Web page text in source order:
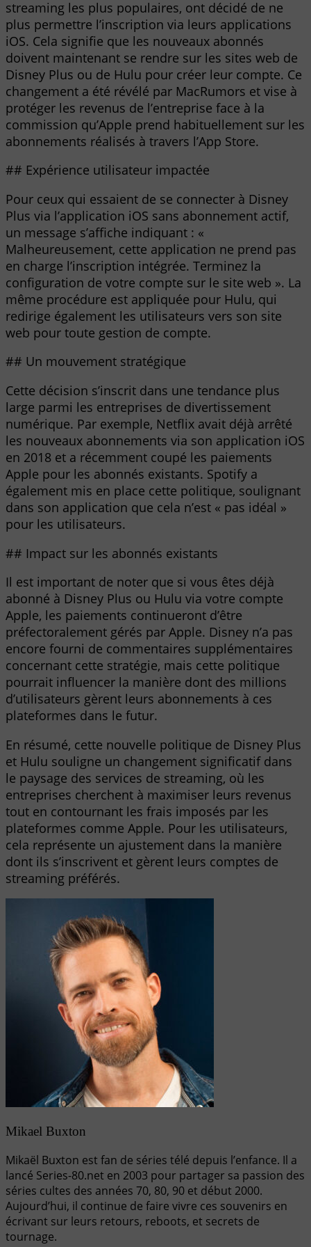
streaming les plus populaires, ont décidé de ne
plus permettre l’inscription via leurs applications
iOS. Cela signifie que les nouveaux abonnés
doivent maintenant se rendre sur les sites web de
Disney Plus ou de Hulu pour créer leur compte. Ce
changement a été révélé par MacRumors et vise à
protéger les revenus de l’entreprise face à la
commission qu’Apple prend habituellement sur les
abonnements réalisés à travers l’App Store.
## Expérience utilisateur impactée
Pour ceux qui essaient de se connecter à Disney
Plus via l’application iOS sans abonnement actif,
un message s’affiche indiquant : «
Malheureusement, cette application ne prend pas
en charge l’inscription intégrée. Terminez la
configuration de votre compte sur le site web ». La
même procédure est appliquée pour Hulu, qui
redirige également les utilisateurs vers son site
web pour toute gestion de compte.
## Un mouvement stratégique
Cette décision s’inscrit dans une tendance plus
large parmi les entreprises de divertissement
numérique. Par exemple, Netflix avait déjà arrêté
les nouveaux abonnements via son application iOS
en 2018 et a récemment coupé les paiements
Apple pour les abonnés existants. Spotify a
également mis en place cette politique, soulignant
dans son application que cela n’est « pas idéal »
pour les utilisateurs.
## Impact sur les abonnés existants
Il est important de noter que si vous êtes déjà
abonné à Disney Plus ou Hulu via votre compte
Apple, les paiements continueront d’être
préfectoralement gérés par Apple. Disney n’a pas
encore fourni de commentaires supplémentaires
concernant cette stratégie, mais cette politique
pourrait influencer la manière dont des millions
d’utilisateurs gèrent leurs abonnements à ces
plateformes dans le futur.
En résumé, cette nouvelle politique de Disney Plus
et Hulu souligne un changement significatif dans
le paysage des services de streaming, où les
entreprises cherchent à maximiser leurs revenus
tout en contournant les frais imposés par les
plateformes comme Apple. Pour les utilisateurs,
cela représente un ajustement dans la manière
dont ils s’inscrivent et gèrent leurs comptes de
streaming préférés.
Mikael Buxton
Mikaël Buxton est fan de séries télé depuis l’enfance. Il a
lancé Series-80.net en 2003 pour partager sa passion des
séries cultes des années 70, 80, 90 et début 2000.
Aujourd’hui, il continue de faire vivre ces souvenirs en
écrivant sur leurs retours, reboots, et secrets de
tournage.